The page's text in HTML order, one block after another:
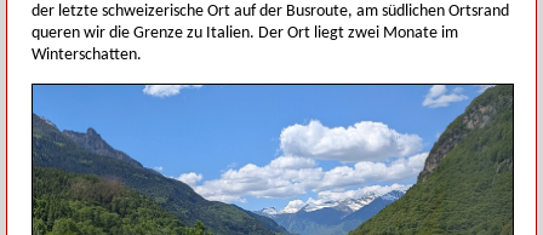
der letzte schweizerische Ort auf der Busroute, am südlichen Ortsrand
queren wir die Grenze zu Italien. Der Ort liegt zwei Monate im
Winterschatten.